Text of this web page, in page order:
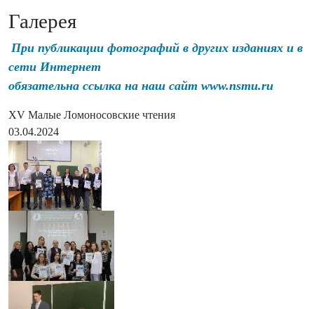
Галерея
При публикации фотографий в других изданиях и в
сети Интернет
обязательна ссылка на наш сайт www.nsmu.ru
XV Малые Ломоносовские чтения
03.04.2024